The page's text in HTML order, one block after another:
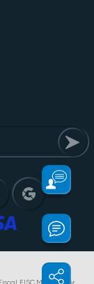
FISC.MD”. Full or